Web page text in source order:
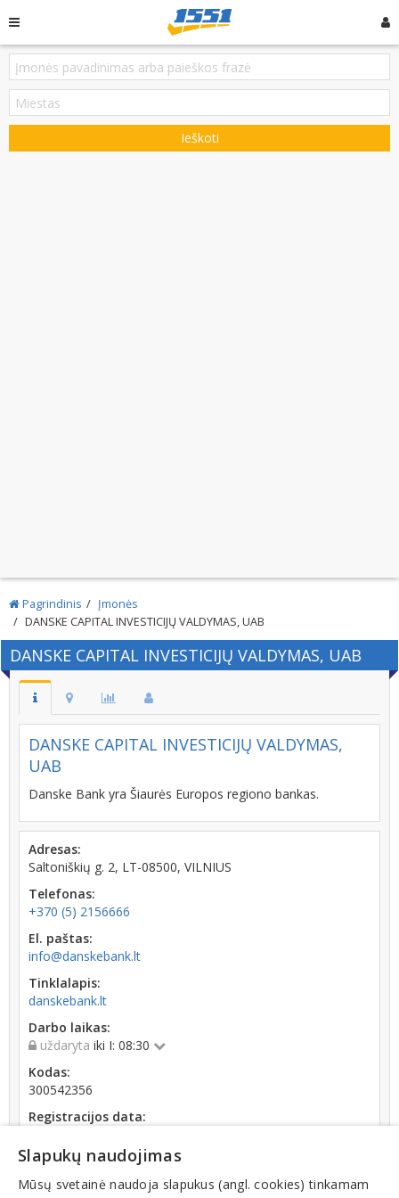
Ieškoti
Pagrindinis
Įmonės
DANSKE CAPITAL INVESTICIJŲ VALDYMAS, UAB
DANSKE CAPITAL INVESTICIJŲ VALDYMAS, UAB
DANSKE CAPITAL INVESTICIJŲ VALDYMAS,
UAB
Danske Bank yra Šiaurės Europos regiono bankas.
Adresas:
Saltoniškių g. 2, LT-08500, VILNIUS
Telefonas:
+370 (5) 2156666
El. paštas:
info@danskebank.lt
Tinklalapis:
danskebank.lt
Darbo laikas:
uždaryta iki I: 08:30
Kodas:
300542356
Registracijos data:
Apyvarta:
0 € (2015 m.)
Slapukų naudojimas
Mūsų svetainė naudoja slapukus (angl. cookies) tinkamam